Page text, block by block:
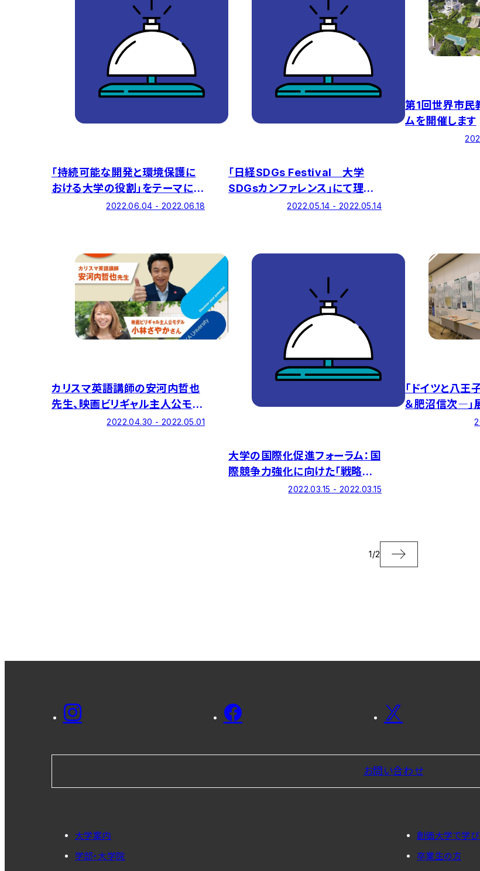
「持続可能な開発と環境保護に
おける大学の役割」をテーマに、
「価値創造×SDGs」シリアルイベ
2022.06.04 - 2022.06.18
「日経SDGs Festival 大学
SDGsカンファレンス」にて理工
学部の戸田龍樹学部長が講演し
2022.05.14 - 2022.05.14
第1回世界市民
ムを開催します
カリスマ英語講師の安河内哲也
先生、映画ビリギャル主人公モデ
ル・小林さやかさんによる特別イ
2022.04.30 - 2022.05.01
大学の国際化促進フォーラム：国
際競争力強化に向けた「戦略的
パートナーシップ」のネットワー
2022.03.15 - 2022.03.15
「ドイツと八王
＆肥沼信次―」
1/2
お問い合わせ
大学案内
学部・大学院
創価大学で学
卒業生の方